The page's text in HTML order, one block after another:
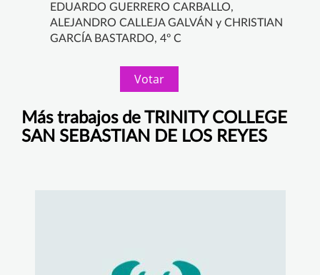
EDUARDO GUERRERO CARBALLO,
ALEJANDRO CALLEJA GALVÁN y CHRISTIAN
GARCÍA BASTARDO, 4º C
Votar
Más trabajos de TRINITY COLLEGE
SAN SEBASTIAN DE LOS REYES